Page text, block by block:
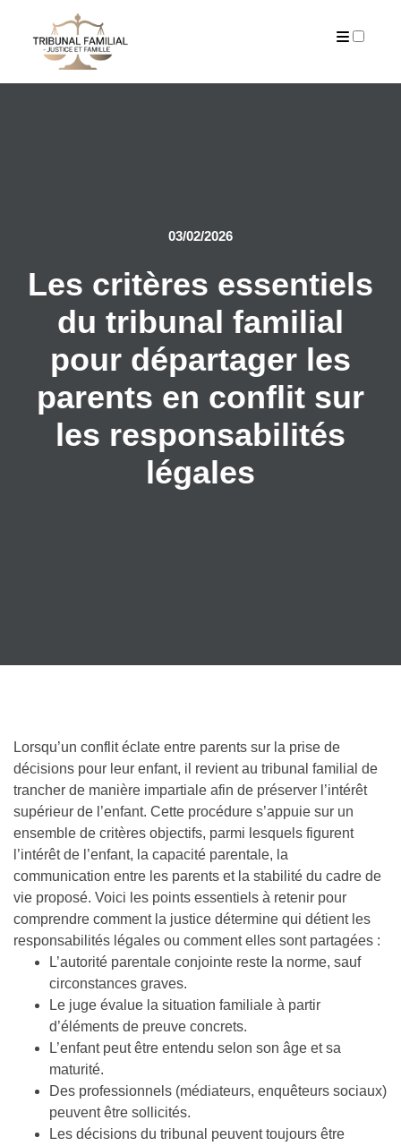
03/02/2026
Les critères essentiels
du tribunal familial
pour départager les
parents en conflit sur
les responsabilités
légales
Lorsqu’un conflit éclate entre parents sur la prise de
décisions pour leur enfant, il revient au tribunal familial de
trancher de manière impartiale afin de préserver l’intérêt
supérieur de l’enfant. Cette procédure s’appuie sur un
ensemble de critères objectifs, parmi lesquels figurent
l’intérêt de l’enfant, la capacité parentale, la
communication entre les parents et la stabilité du cadre de
vie proposé. Voici les points essentiels à retenir pour
comprendre comment la justice détermine qui détient les
responsabilités légales ou comment elles sont partagées :
L’autorité parentale conjointe reste la norme, sauf
circonstances graves.
Le juge évalue la situation familiale à partir
d’éléments de preuve concrets.
L’enfant peut être entendu selon son âge et sa
maturité.
Des professionnels (médiateurs, enquêteurs sociaux)
peuvent être sollicités.
Les décisions du tribunal peuvent toujours être